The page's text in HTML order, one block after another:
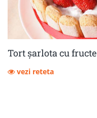
Tort șarlota cu fructe
vezi reteta